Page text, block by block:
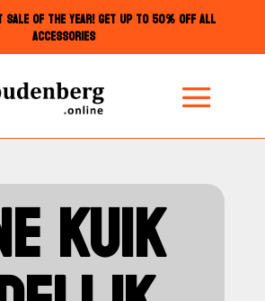
SALE OF THE YEAR! GET UP TO 50% OFF ALL
ACCESSORIES
KUIK